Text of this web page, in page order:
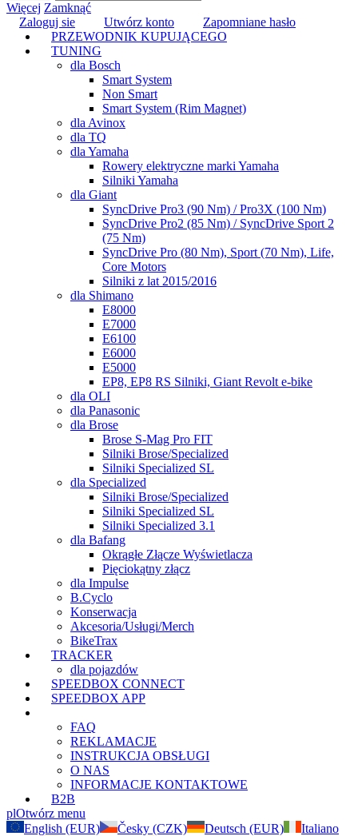
Więcej Zamknąć
Zaloguj sie
Utwórz konto
Zapomniane hasło
PRZEWODNIK KUPUJĄCEGO
TUNING
dla Bosch
Smart System
Non Smart
Smart System (Rim Magnet)
dla Avinox
dla TQ
dla Yamaha
Rowery elektryczne marki Yamaha
Silniki Yamaha
dla Giant
SyncDrive Pro3 (90 Nm) / Pro3X (100 Nm)
SyncDrive Pro2 (85 Nm) / SyncDrive Sport 2
(75 Nm)
SyncDrive Pro (80 Nm), Sport (70 Nm), Life,
Core Motors
Silniki z lat 2015/2016
dla Shimano
E8000
E7000
E6100
E6000
E5000
EP8, EP8 RS Silniki, Giant Revolt e-bike
dla OLI
dla Panasonic
dla Brose
Brose S-Mag Pro FIT
Silniki Brose/Specialized
Silniki Specialized SL
dla Specialized
Silniki Brose/Specialized
Silniki Specialized SL
Silniki Specialized 3.1
dla Bafang
Okrągłe Złącze Wyświetlacza
Pięciokątny złącz
dla Impulse
B.Cyclo
Konserwacja
Akcesoria/Usługi/Merch
BikeTrax
TRACKER
dla pojazdów
SPEEDBOX CONNECT
SPEEDBOX APP
FAQ
REKLAMACJE
INSTRUKCJA OBSŁUGI
O NAS
INFORMACJE KONTAKTOWE
B2B
plOtwórz menu
English (EUR)
Česky (CZK) Deutsch (EUR)
Italiano